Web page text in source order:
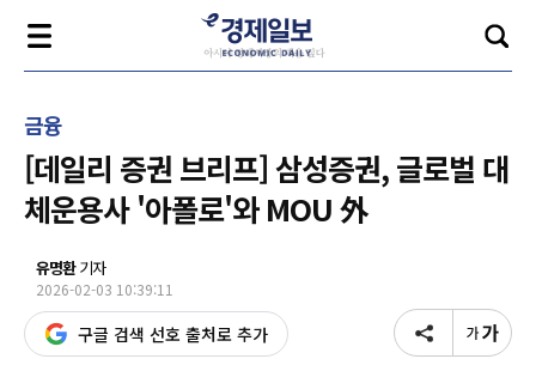
금융
[데일리 증권 브리프] 삼성증권, 글로벌 대
체운용사 '아폴로'와 MOU 外
유명환기자
2026-02-03 10:39:11
구글 검색 선호 출처로 추가